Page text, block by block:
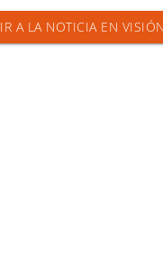
IR A LA NOTICIA EN